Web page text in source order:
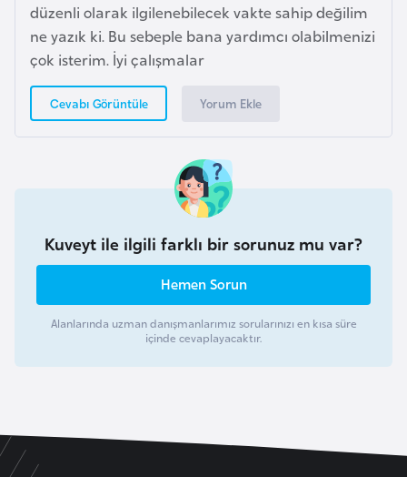
düzenli olarak ilgilenebilecek vakte sahip değilim
ne yazık ki. Bu sebeple bana yardımcı olabilmenizi
çok isterim. İyi çalışmalar
Cevabı Görüntüle Yorum Ekle
Kuveyt ile ilgili farklı bir sorunuz mu var?
Hemen Sorun
Alanlarında uzman danışmanlarımız sorularınızı en kısa süre
içinde cevaplayacaktır.
i
y
e
t
i
y
u